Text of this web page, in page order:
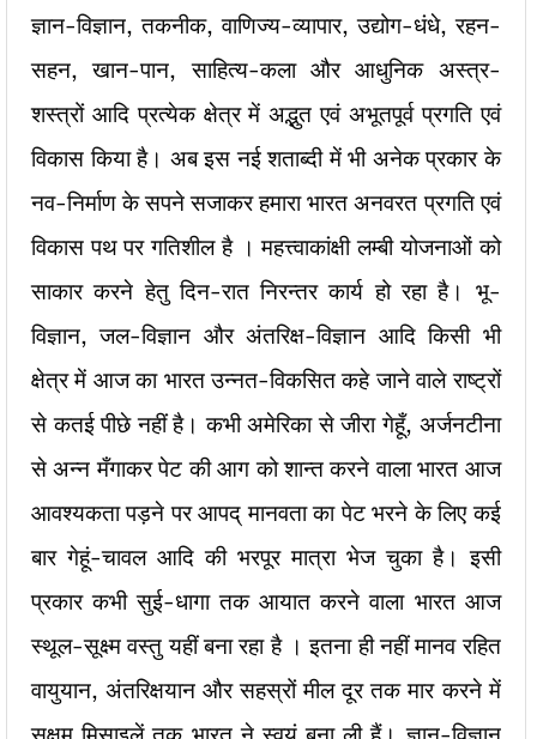
ज्ञान-विज्ञान, तकनीक, वाणिज्य-व्यापार, उद्योग-धंधे, रहन-
सहन, खान-पान, साहित्य-कला और आधुनिक अस्त्र-
शस्त्रों आदि प्रत्येक क्षेत्र में अद्भुत एवं अभूतपूर्व प्रगति एवं
विकास किया है। अब इस नई शताब्दी में भी अनेक प्रकार के
नव-निर्माण के सपने सजाकर हमारा भारत अनवरत प्रगति एवं
विकास पथ पर गतिशील है । महत्त्वाकांक्षी लम्बी योजनाओं को
साकार करने हेतु दिन-रात निरन्तर कार्य हो रहा है। भू-
विज्ञान, जल-विज्ञान और अंतरिक्ष-विज्ञान आदि किसी भी
क्षेत्र में आज का भारत उन्नत-विकसित कहे जाने वाले राष्ट्रों
से कतई पीछे नहीं है। कभी अमेरिका से जीरा गेहूँ, अर्जनटीना
से अन्न मँगाकर पेट की आग को शान्त करने वाला भारत आज
आवश्यकता पड़ने पर आपद् मानवता का पेट भरने के लिए कई
बार गेहूं-चावल आदि की भरपूर मात्रा भेज चुका है। इसी
प्रकार कभी सुई-धागा तक आयात करने वाला भारत आज
स्थूल-सूक्ष्म वस्तु यहीं बना रहा है । इतना ही नहीं मानव रहित
वायुयान, अंतरिक्षयान और सहस्रों मील दूर तक मार करने में